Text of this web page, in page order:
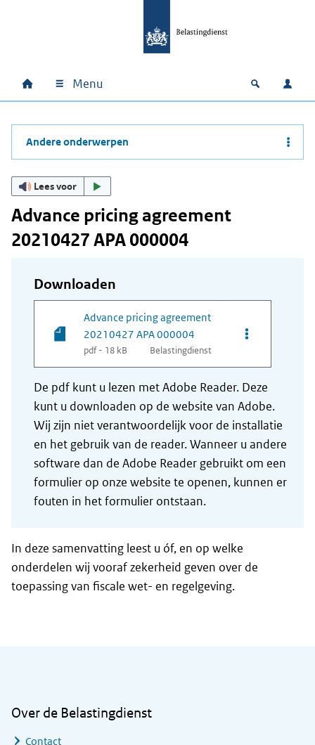
Hoofdnavigatie
Home Menu Open
Andere onderwerpen
Lees voor
Advance pricing agreement
20210427 APA 000004
Downloaden
Advance pricing agreement
20210427 APA 000004
pdf - 18 kB Belastingdienst
Opties van
De pdf kunt u lezen met Adobe Reader. Deze
kunt u downloaden op de website van Adobe.
Wij zijn niet verantwoordelijk voor de installatie
en het gebruik van de reader. Wanneer u andere
software dan de Adobe Reader gebruikt om een
formulier op onze website te openen, kunnen er
fouten in het formulier ontstaan.
In deze samenvatting leest u óf, en op welke
onderdelen wij vooraf zekerheid geven over de
toepassing van fiscale wet- en regelgeving.
Over de Belastingdienst
Contact